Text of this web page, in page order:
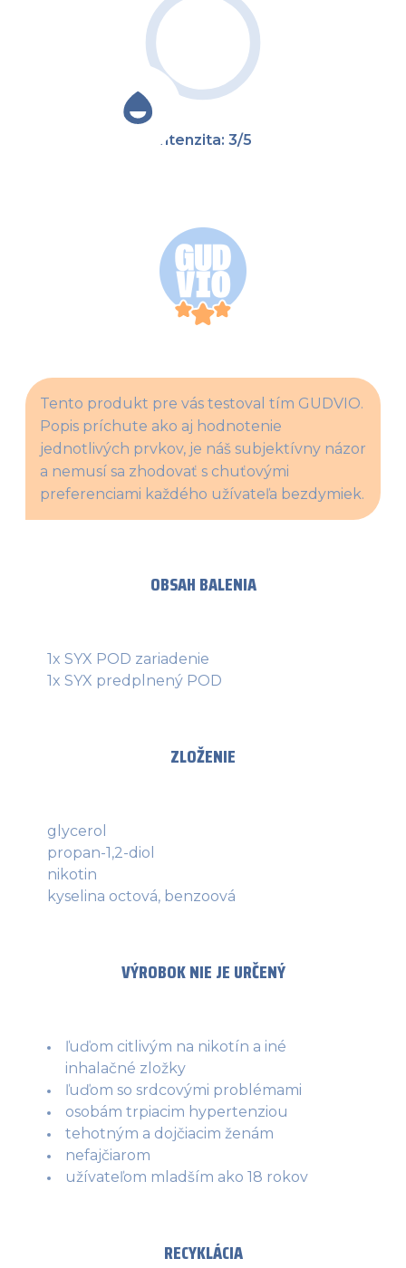
Intenzita: 3/5
Tento produkt pre vás testoval tím GUDVIO.
Popis príchute ako aj hodnotenie
jednotlivých prvkov, je náš subjektívny názor
a nemusí sa zhodovať s chuťovými
preferenciami každého užívateľa bezdymiek.
OBSAH BALENIA
1x SYX POD zariadenie
1x SYX predplnený POD
ZLOŽENIE
glycerol
propan-1,2-diol
nikotin
kyselina octová, benzoová
VÝROBOK NIE JE URČENÝ
ľuďom citlivým na nikotín a iné
inhalačné zložky
ľuďom so srdcovými problémami
osobám trpiacim hypertenziou
tehotným a dojčiacim ženám
nefajčiarom
užívateľom mladším ako 18 rokov
RECYKLÁCIA